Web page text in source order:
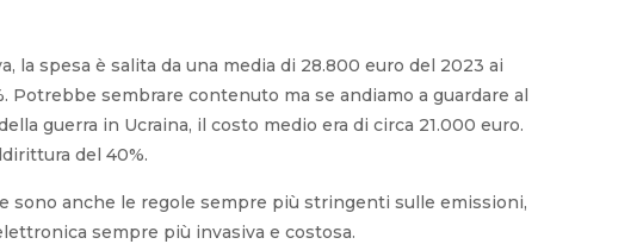
la spesa è salita da una media di 28.800 euro del 2023 ai
Potrebbe sembrare contenuto ma se andiamo a guardare al
guerra in Ucraina, il costo medio era di circa 21.000 euro.
del 40%.
sono anche le regole sempre più stringenti sulle emissioni,
sempre più invasiva e costosa.